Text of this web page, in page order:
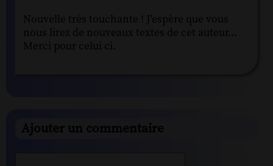
Nouvelle très touchante ! J'espère que vous
nous lirez de nouveaux textes de cet auteur...
Merci pour celui ci.
Ajouter un commentaire